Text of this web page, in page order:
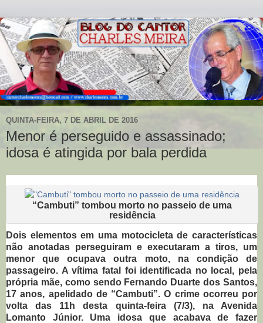
QUINTA-FEIRA, 7 DE ABRIL DE 2016
Menor é perseguido e assassinado;
idosa é atingida por bala perdida
“Cambuti” tombou morto no passeio de uma
residência
Dois elementos em uma motocicleta de características
não anotadas perseguiram e executaram a tiros, um
menor que ocupava outra moto, na condição de
passageiro. A vítima fatal foi identificada no local, pela
própria mãe, como sendo Fernando Duarte dos Santos,
17 anos, apelidado de “Cambuti”. O crime ocorreu por
volta das 11h desta quinta-feira (7/3), na Avenida
Lomanto Júnior. Uma idosa que acabava de fazer